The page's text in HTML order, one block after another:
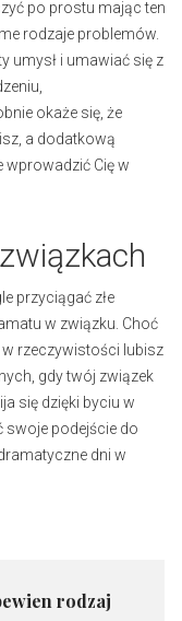
po prostu mając ten
rodzaje problemów.
umysł i umawiać się z
okaże się, że
a dodatkową
wprowadzić Cię w
przyciągać złe
w związku. Choć
rzeczywistości lubisz
gdy twój związek
się dzięki byciu w
swoje podejście do
dni w
rodzaj